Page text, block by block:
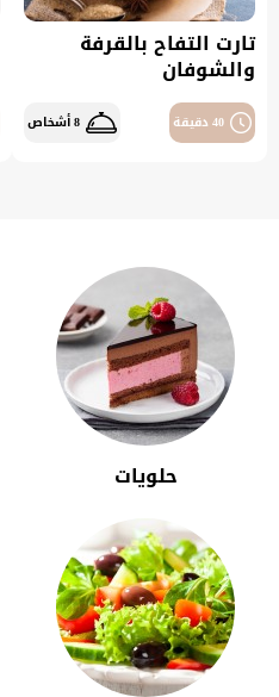
تارت التفاح بالقرفة
والشوفان
40 دقيقة 8 أشخاص
حلويات